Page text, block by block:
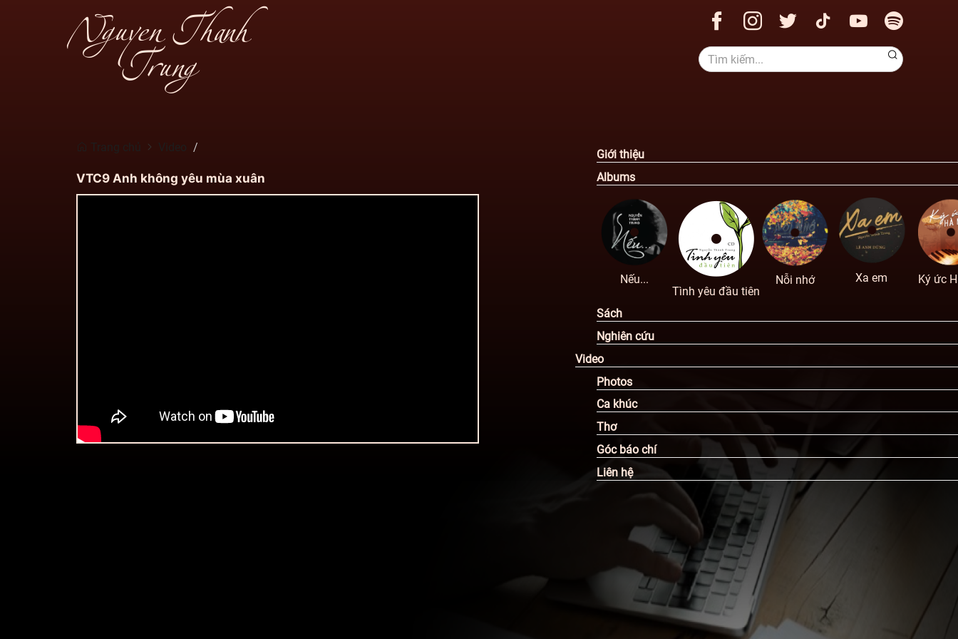
Nguyen Thanh
Trung
VTC9 Anh không yêu mùa xuân
Giới thiệu
Albums
Nếu...
Tình yêu đầu tiên
Nỗi nhớ Xa em Ký ức
Sách
Nghiên cứu
Video
Photos
Ca khúc
Thơ
Góc báo chí
Liên hệ